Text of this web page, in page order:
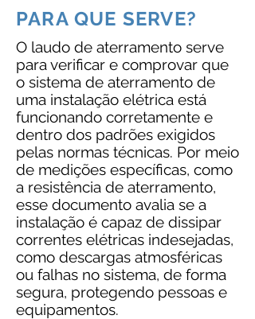
PARA QUE SERVE?
O laudo de aterramento serve
para verificar e comprovar que
o sistema de aterramento de
uma instalação elétrica está
funcionando corretamente e
dentro dos padrões exigidos
pelas normas técnicas. Por meio
de medições específicas, como
a resistência de aterramento,
esse documento avalia se a
instalação é capaz de dissipar
correntes elétricas indesejadas,
como descargas atmosféricas
ou falhas no sistema, de forma
segura, protegendo pessoas e
equipamentos.